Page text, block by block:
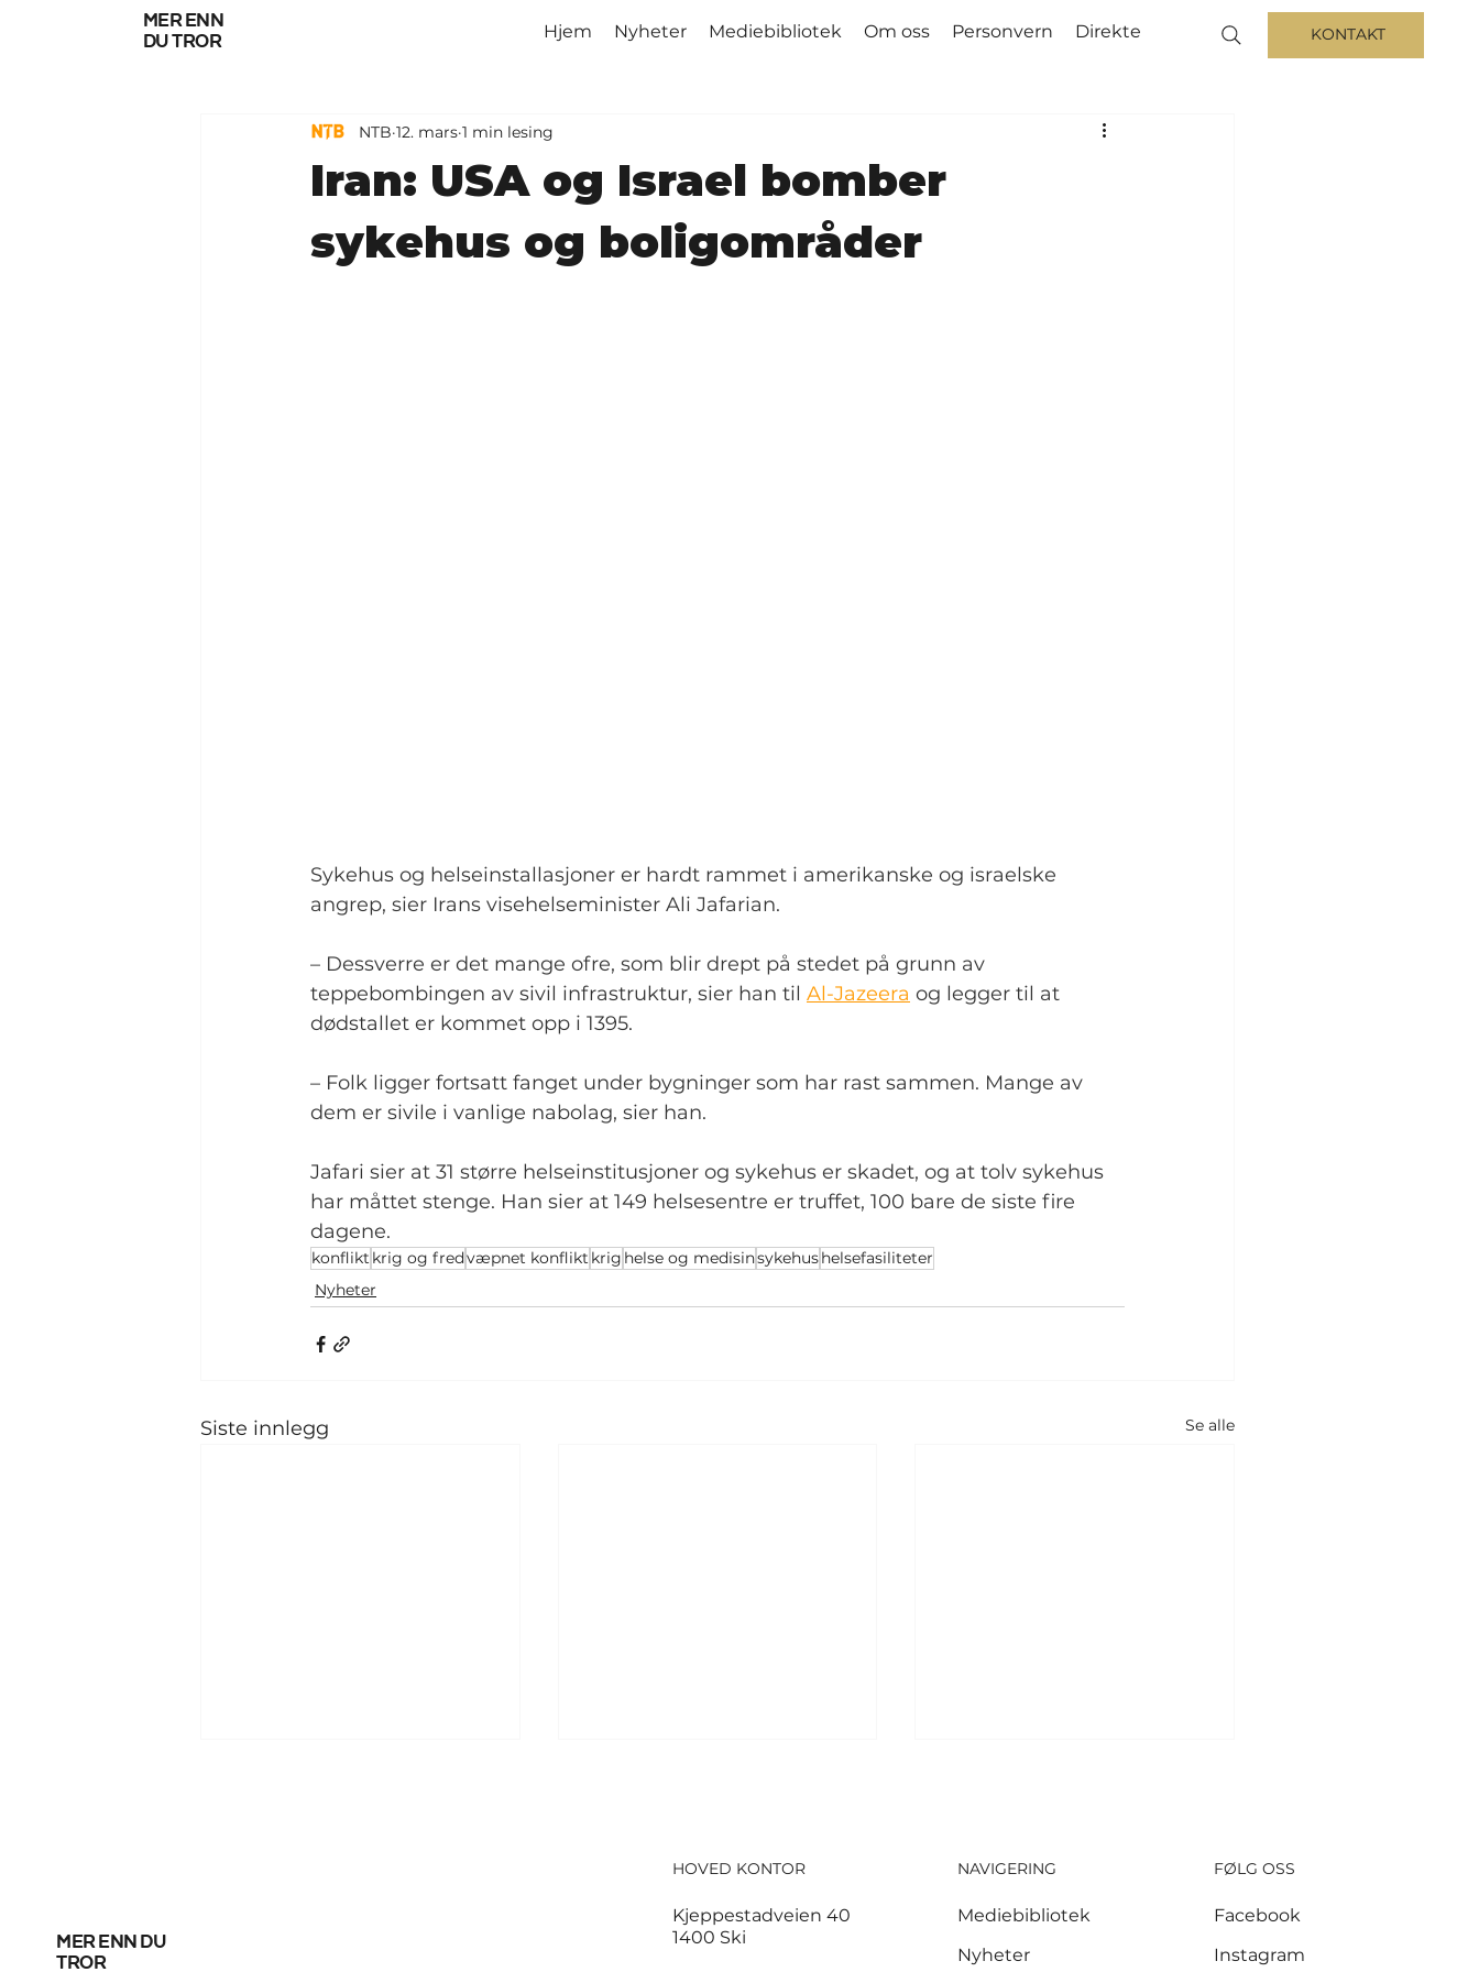
mer enn
du tror
Hjem Nyheter Mediebibliotek Om oss Personvern Direkte KONTAKT
Iran: USA og Israel bomber
sykehus og boligområder
NTB 12. mars 1 min lesing
Sykehus og helseinstallasjoner er hardt rammet i amerikanske og israelske
angrep, sier Irans visehelseminister Ali Jafarian.
– Dessverre er det mange ofre, som blir drept på stedet på grunn av
teppebombingen av sivil infrastruktur, sier han til Al-Jazeera og legger til at
dødstallet er kommet opp i 1395.
– Folk ligger fortsatt fanget under bygninger som har rast sammen. Mange av
dem er sivile i vanlige nabolag, sier han.
Jafari sier at 31 større helseinstitusjoner og sykehus er skadet, og at tolv sykehus
har måttet stenge. Han sier at 149 helsesentre er truffet, 100 bare de siste fire
dagene.
konflikt krig og fredvæpnet konflikt krig helse og medisinsykehushelsefasiliteter
Nyheter
Siste innlegg Se alle
Tilskuere kollapset i
mer enn du
tror
HOVED KONTOR
Kjeppestadveien 40
1400 Ski
NAVIGERING
Mediebibliotek
Nyheter
FØLG OSS
Facebook
Instagram